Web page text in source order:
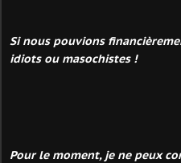
Si nous pouvions
idiots ou masochistes !
Pour le moment, je ne peux